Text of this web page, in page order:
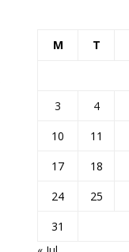
M T
3
4
10
11
17
18
24
25
31